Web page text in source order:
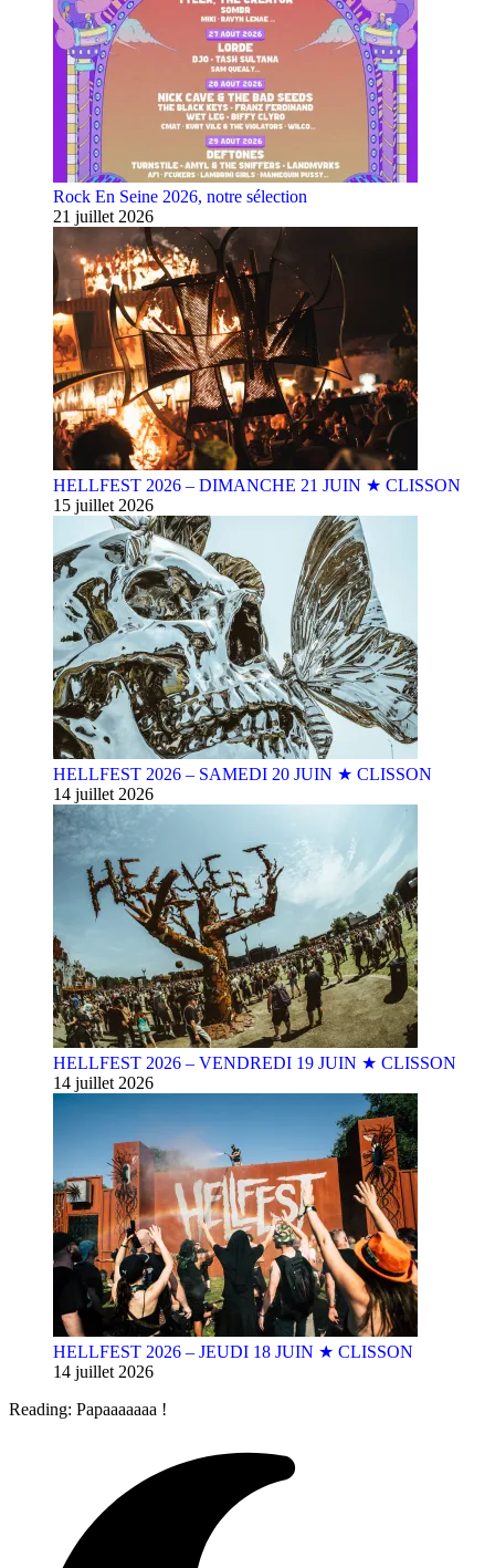
Rock En Seine 2026, notre sélection
21 juillet 2026
HELLFEST 2026 – DIMANCHE 21 JUIN ★ CLISSON
15 juillet 2026
HELLFEST 2026 – SAMEDI 20 JUIN ★ CLISSON
14 juillet 2026
HELLFEST 2026 – VENDREDI 19 JUIN ★ CLISSON
14 juillet 2026
HELLFEST 2026 – JEUDI 18 JUIN ★ CLISSON
14 juillet 2026
Reading: Papaaaaaaa !